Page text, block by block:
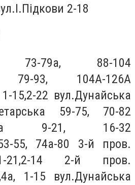
2-18
73-79а, 88-104
79-93, 104А-126А
15,2-22 вул.Дунайська
59-75, 70-82
9-21, 16-32
55, 74а-80 3-й пров.
21,2-14 2-й пров.
1-15 вул.Дунайська